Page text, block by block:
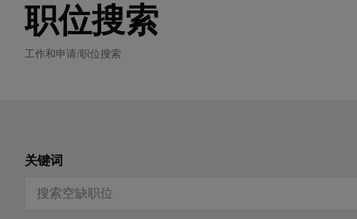
代傲职业生涯
招聘会与招聘活动
学徒和学生
双元制学习计划
职位搜索
主动求职
职位搜索
工作和申请 职位搜索
关键词